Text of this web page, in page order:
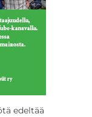
edeltää